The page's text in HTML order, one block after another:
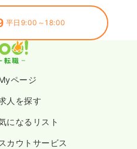
平日9:00～18:00
ページ
人を探す
になるリスト
スカウトサービス